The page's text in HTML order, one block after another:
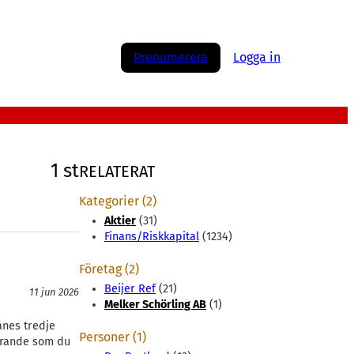
Prenumerera Logga in
1 st
11 jun 2026
tredje
som du
RELATERAT
Kategorier (2)
Aktier (31)
Finans/Riskkapital (1234)
Företag (2)
Beijer Ref(21)
Melker Schörling AB (1)
Personer (1)